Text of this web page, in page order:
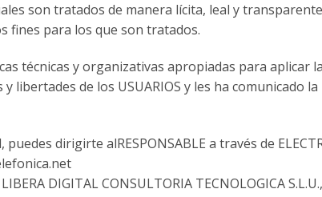
son tratados de manera lícita, leal y
fines para los que son tratados.
técnicas y organizativas apropiadas para aplicar
libertades de los USUARIOS y les ha comunicado
dirigirte alRESPONSABLE a través de
DIGITAL CONSULTORIA TECNOLOGICA S.L.U.,